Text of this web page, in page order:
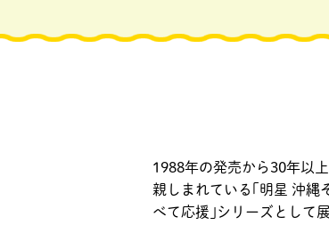
1988年の発売から30年以
親しまれている｢明星 沖縄
べて応援｣シリーズとして